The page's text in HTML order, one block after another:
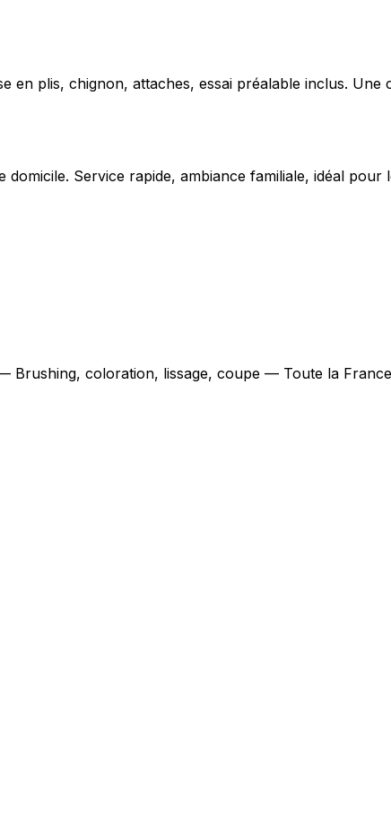
en plis, chignon, attaches, essai préalable inclus.
Service rapide, ambiance familiale, idéal
Brushing, coloration, lissage, coupe — Toute la France